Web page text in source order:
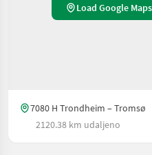
Load Google Maps
7080 H Trondheim – Tromsø
2120.38 km udaljeno